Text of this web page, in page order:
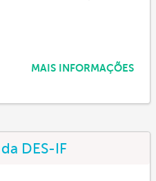
MAIS INFORMAÇÕES
DES-IF